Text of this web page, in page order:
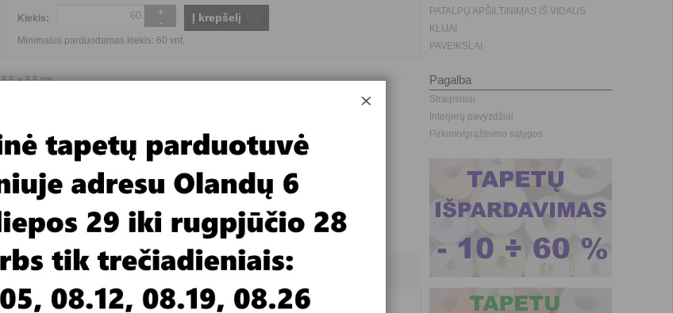
Kiekis: -
+ Į krepšelį
Minimalus parduodamas kiekis: 60 vnt.
3,5 × 3,5 cm
PATALPŲ APŠILTINIMAS IŠ VIDAUS
KLIJAI
PAVEIKSLAI
Pagalba
Straipsniai
Interjerų pavyzdžiai
Pirkimo/grąžinimo sąlygos